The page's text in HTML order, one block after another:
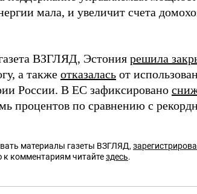
мала, и увеличит счета
ВЗГЛЯД, Эстония решила
а также отказалась от
России. В ЕС зафиксировано
процентов по сравнению с
материалы газеты ВЗГЛЯД,
комментариям читайтездесь.